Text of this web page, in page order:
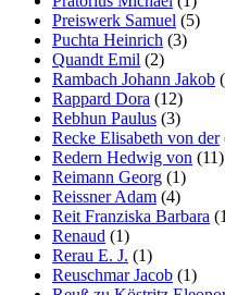
Preiswerk Samuel (5)
Puchta Heinrich (3)
Quandt Emil (2)
Rambach Johann Jakob
Rappard Dora (12)
Rebhun Paulus (3)
Recke Elisabeth von der
Redern Hedwig von (11)
Reimann Georg (1)
Reissner Adam (4)
Reit Franziska Barbara
Renaud (1)
Rerau E. J. (1)
Reuschmar Jacob (1)